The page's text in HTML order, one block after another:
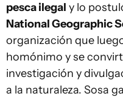
pesca ilegal y lo
National Geographic
organización que
homónimo y se
investigación y
a la naturaleza. Sosa